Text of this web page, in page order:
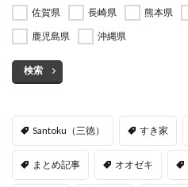
佐賀県
長崎県 熊本県
鹿児島県
沖縄県
検索
Santoku（三徳） すき家
まとめ記事 オオゼキ